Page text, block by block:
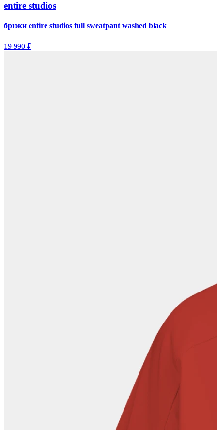
entire studios
брюки entire studios full sweatpant washed black
19 990 ₽